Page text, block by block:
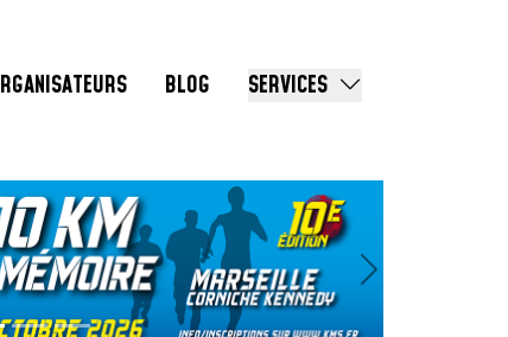
BLOG SERVICES
Suivant